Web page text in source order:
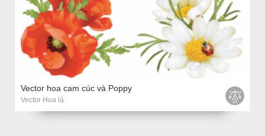
Vector hoa cam cúc và Poppy
Vector Hoa lá